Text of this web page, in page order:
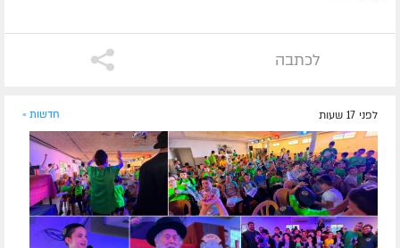
לכתבה
לפני 17 שעות חדשות »